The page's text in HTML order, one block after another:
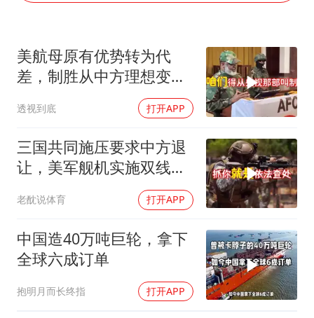
老挝国会主席赛宋蓬逝世
白海豚将正面袭击贯穿浙江
酒店回应车内过夜被收150元
乐享全民健身 共筑健康中国
美航母原有优势转为代
差，制胜从中方理想变为
透视到底 打开APP
三国共同施压要求中方退
让，美军舰机实施双线抵
近，南海被划为禁区，
轰-6K已挂弹
老酖说体育 打开APP
中国造40万吨巨轮，拿下
全球六成订单
抱明月而长终指 打开APP